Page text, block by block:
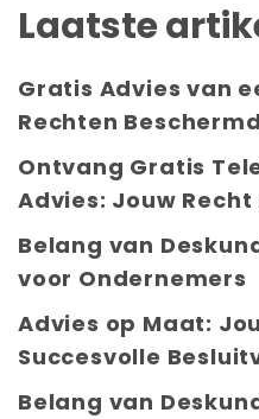
Laatste
Gratis Advies van
Rechten Beschermd
Ontvang Gratis
Advies: Jouw
Belang van
voor Ondernemers
Advies op Maat:
Succesvolle
Belang van